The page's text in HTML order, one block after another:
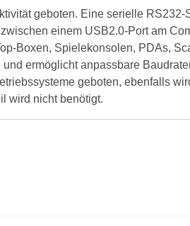
geboten. Eine serielle RS232-
einem USB2.0-Port am
Boxen, Spielekonsolen, PDAs,
ermöglicht anpassbare
geboten, ebenfalls
wird nicht benötigt.